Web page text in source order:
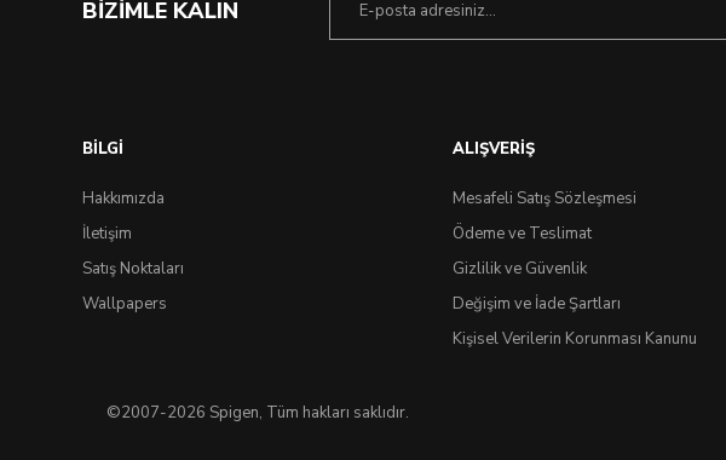
BİZİMLE KALIN
BİLGİ
Hakkımızda
İletişim
Satış Noktaları
Wallpapers
ALIŞVERİŞ
Mesafeli Satış Sözleşmesi
Ödeme ve Teslimat
Gizlilik ve Güvenlik
Değişim ve İade Şartları
Kişisel Verilerin Korunması Kanunu
©2007-2026 Spigen, Tüm hakları saklıdır.